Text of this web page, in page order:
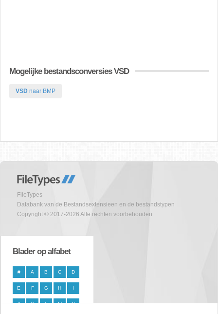
Mogelijke bestandsconversies VSD
VSD naar BMP
FileTypes
Databank van de Bestandsextensieen en de bestandstypen
Copyright © 2017-2026 Alle rechten voorbehouden
Blader op alfabet
# A B C D
E F G H I
J K L M N